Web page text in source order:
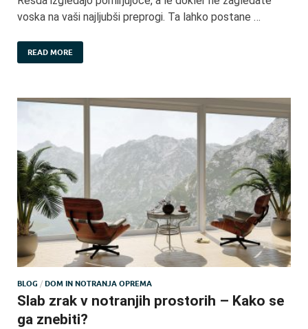
voska na vaši najljubši preprogi. Ta lahko postane …
READ MORE
BLOG / DOM IN NOTRANJA OPREMA
Slab zrak v notranjih prostorih – Kako se
ga znebiti?